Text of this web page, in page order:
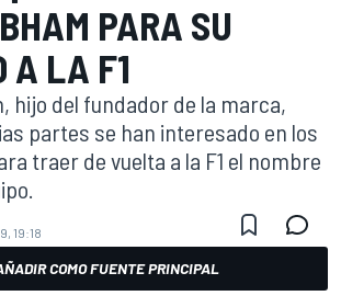
PARA SU
A LA F1
hijo del fundador de la marca,
partes se han interesado en los
traer de vuelta a la F1 el nombre
19:18
COMO FUENTE PRINCIPAL